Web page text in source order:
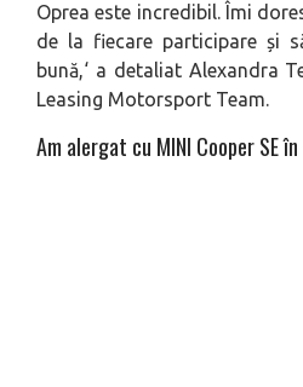
Oprea este incredibil. Îmi
de la fiecare participare și
bună,‘ a detaliat Alexandra
Leasing Motorsport Team.
Am alergat cu MINI Cooper SE